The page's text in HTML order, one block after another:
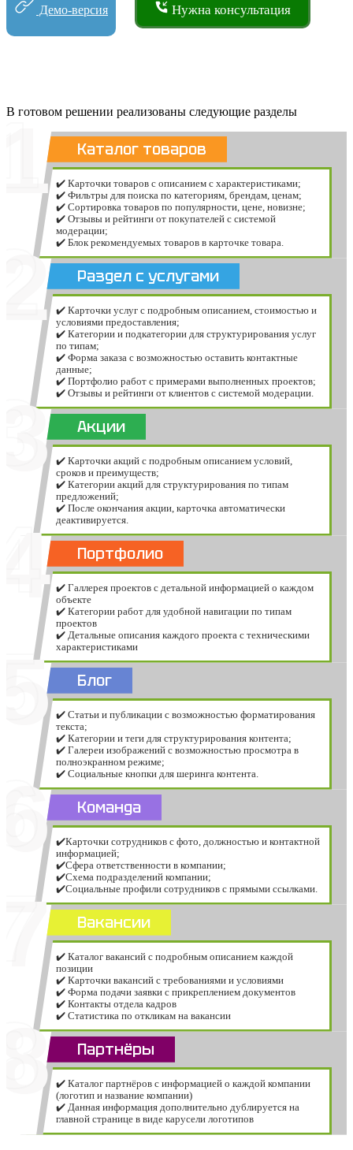
Демо-версия Нужна консультация
В готовом решении реализованы следующие разделы
Каталог товаров
✔️ Карточки товаров с описанием с характеристиками;
✔️ Фильтры для поиска по категориям, брендам, ценам;
✔️ Сортировка товаров по популярности, цене, новизне;
✔️ Отзывы и рейтинги от покупателей с системой
модерации;
✔️ Блок рекомендуемых товаров в карточке товара.
Раздел с услугами
✔️ Карточки услуг с подробным описанием, стоимостью и
условиями предоставления;
✔️ Категории и подкатегории для структурирования услуг
по типам;
✔️ Форма заказа с возможностью оставить контактные
данные;
✔️ Портфолио работ с примерами выполненных проектов;
✔️ Отзывы и рейтинги от клиентов с системой модерации.
Акции
✔️ Карточки акций с подробным описанием условий,
сроков и преимуществ;
✔️ Категории акций для структурирования по типам
предложений;
✔️ После окончания акции, карточка автоматически
деактивируется.
Портфолио
✔️ Галлерея проектов с детальной информацией о каждом
объекте
✔️ Категории работ для удобной навигации по типам
проектов
✔️ Детальные описания каждого проекта с техническими
характеристиками
Блог
✔️ Статьи и публикации с возможностью форматирования
текста;
✔️ Категории и теги для структурирования контента;
✔️ Галереи изображений с возможностью просмотра в
полноэкранном режиме;
✔️ Социальные кнопки для шеринга контента.
Команда
✔️Карточки сотрудников с фото, должностью и контактной
информацией;
✔️Сфера ответственности в компании;
✔️Схема подразделений компании;
✔️Социальные профили сотрудников с прямыми ссылками.
Вакансии
✔️ Каталог вакансий с подробным описанием каждой
позиции
✔️ Карточки вакансий с требованиями и условиями
✔️ Форма подачи заявки с прикреплением документов
✔️ Контакты отдела кадров
✔️ Статистика по откликам на вакансии
Партнёры
✔️ Каталог партнёров с информацией о каждой компании
(логотип и название компании)
✔️ Данная информация дополнительно дублируется на
главной странице в виде карусели логотипов